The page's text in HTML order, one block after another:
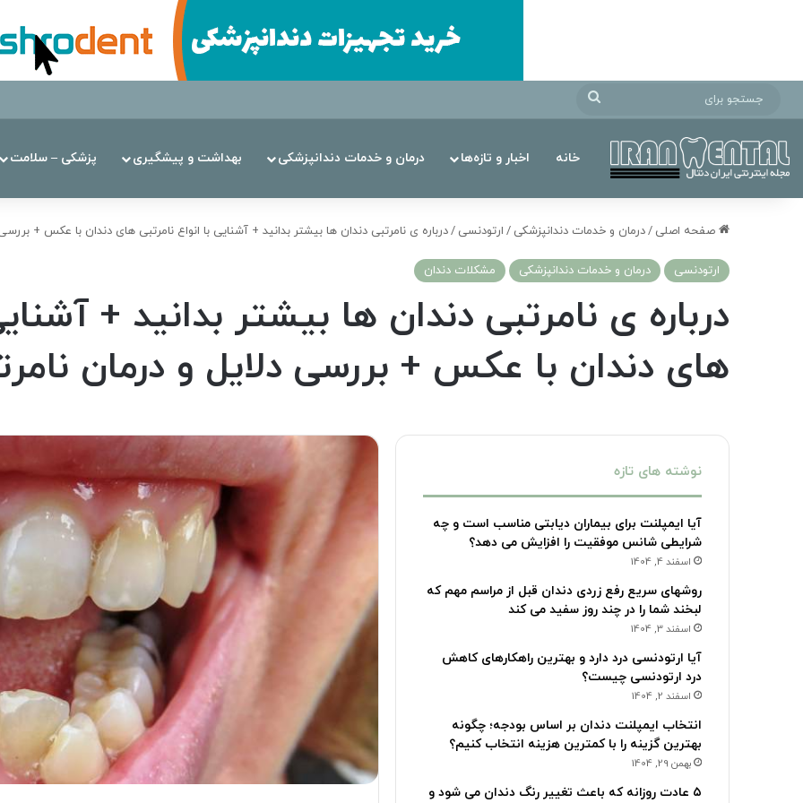
جستجو
خانه اخبار و تازه‌ها درمان‌ و خدمات دندانپزشکی بهداشت و پیشگیری پزشکی – سلامت
صفحه اصلی /درمان‌ و خدمات دندانپزشکی / ارتودنسی /درباره ی نامرتبی دندان ها بیشتر بدانید + آشنایی با انواع نامرتبی های دندان با عکس +
ارتودنسی درمان‌ و خدمات دندانپزشکی مشکلات دندان
درباره ی نامرتبی دندان ها بیشتر بدانید +
های دندان با عکس + بررسی دلایل و درمان
نوشته های تازه
آیا ایمپلنت برای بیماران دیابتی مناسب است و چه
شرایطی شانس موفقیت را افزایش می دهد؟
اسفند 4, 1404
روشهای سریع رفع زردی دندان قبل از مراسم مهم که
لبخند شما را در چند روز سفید می کند
اسفند 3, 1404
آیا ارتودنسی درد دارد و بهترین راهکارهای کاهش
درد ارتودنسی چیست؟
اسفند 2, 1404
انتخاب ایمپلنت دندان بر اساس بودجه؛ چگونه
بهترین گزینه را با کمترین هزینه انتخاب کنیم؟
بهمن 29, 1404
۵ عادت روزانه که باعث تغییر رنگ دندان می شود و